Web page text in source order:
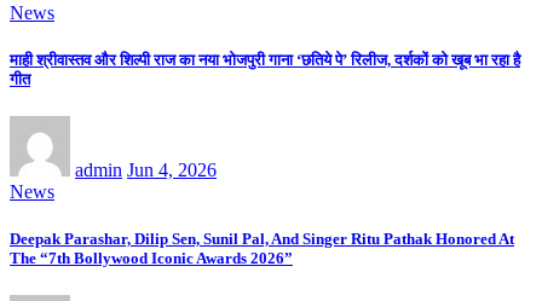
News
माही श्रीवास्तव और शिल्पी राज का नया भोजपुरी गाना ‘छतिये पे’ रिलीज, दर्शकों को खूब भा रहा है
गीत
admin Jun 4, 2026
News
Deepak Parashar, Dilip Sen, Sunil Pal, And Singer Ritu Pathak Honored At
The “7th Bollywood Iconic Awards 2026”